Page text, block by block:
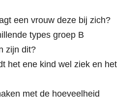
een vrouw deze bij zich?
types groep B
zijn dit?
het ene kind wel ziek en het
met de hoeveelheid